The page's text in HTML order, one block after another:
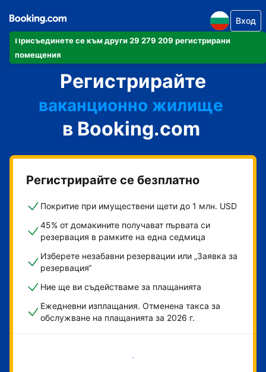
Присъединете се към други 29 279 209 регистрирани
помещения
Вход
Регистрирайте
своя апартамент
своя хотел
ваканционно жилище
своята къща за гости
своя пансион със закуска
в Booking.com
Регистрирайте се безплатно
Покритие при имуществени щети до 1 млн. USD
45% от домакините получават първата си
резервация в рамките на една седмица
Изберете незабавни резервации или „Заявка за
резервация“
Ние ще ви съдействаме за плащанията
Ежедневни изплащания. Отменена такса за
обслужване на плащанията за 2026 г.
Начало